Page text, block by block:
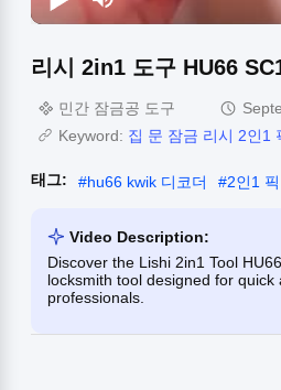
리시 2in1 도구 HU66
민간 잠금공 도구
Keyword: 집 문 잠금 리시 2인1
태그: #hu66 kwik 디코더 #2인1 픽
Video Description:
Discover the Lishi 2in1 Tool
locksmith tool designed for
professionals.